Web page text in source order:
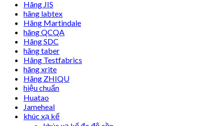
Hãng JIS
hãng labtex
Hãng Martindale
hãng QCQA
Hãng SDC
hãng taber
Hãng Testfabrics
hãng xrite
Hãng ZHIQU
hiệu chuẩn
Huatao
Jameheal
khúc xạ kế